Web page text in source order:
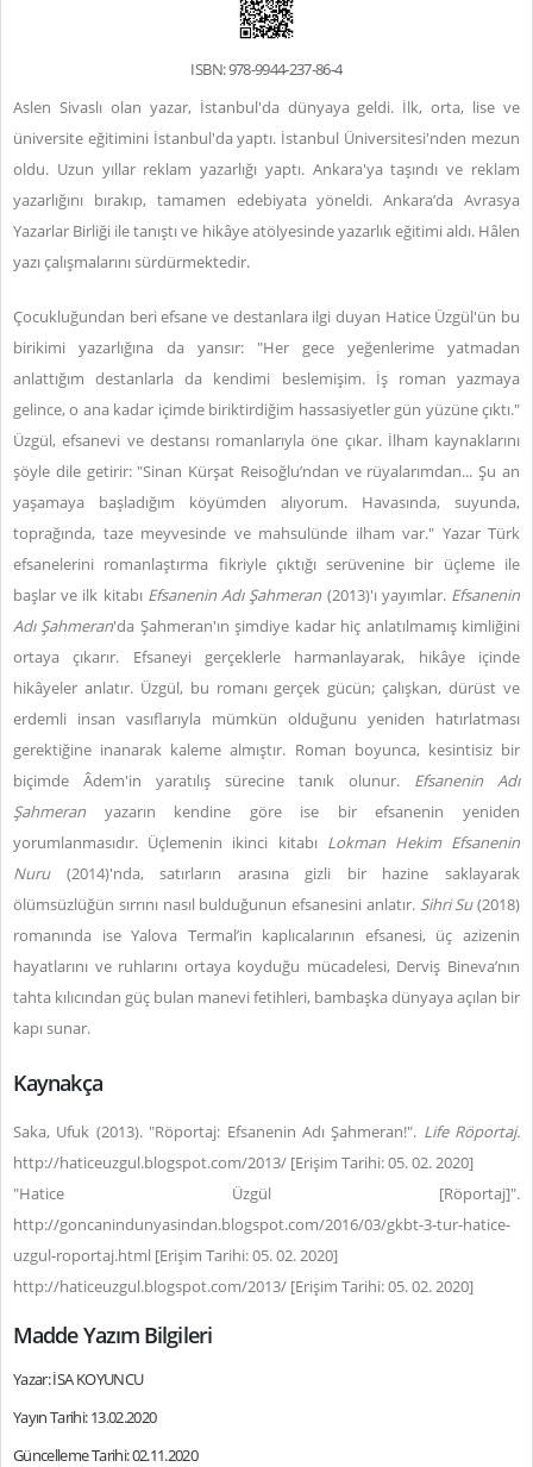
ISBN: 978-9944-237-86-4
Aslen Sivaslı olan yazar, İstanbul'da dünyaya geldi. İlk, orta, lise ve
üniversite eğitimini İstanbul'da yaptı. İstanbul Üniversitesi'nden mezun
oldu. Uzun yıllar reklam yazarlığı yaptı. Ankara'ya taşındı ve reklam
yazarlığını bırakıp, tamamen edebiyata yöneldi. Ankara’da Avrasya
Yazarlar Birliği ile tanıştı ve hikâye atölyesinde yazarlık eğitimi aldı. Hâlen
yazı çalışmalarını sürdürmektedir.
Çocukluğundan beri efsane ve destanlara ilgi duyan Hatice Üzgül'ün bu
birikimi yazarlığına da yansır: "Her gece yeğenlerime yatmadan
anlattığım destanlarla da kendimi beslemişim. İş roman yazmaya
gelince, o ana kadar içimde biriktirdiğim hassasiyetler gün yüzüne çıktı."
Üzgül, efsanevi ve destansı romanlarıyla öne çıkar. İlham kaynaklarını
şöyle dile getirir: "Sinan Kürşat Reisoğlu’ndan ve rüyalarımdan... Şu an
yaşamaya başladığım köyümden alıyorum. Havasında, suyunda,
toprağında, taze meyvesinde ve mahsulünde ilham var." Yazar Türk
efsanelerini romanlaştırma fikriyle çıktığı serüvenine bir üçleme ile
başlar ve ilk kitabı Efsanenin Adı Şahmeran (2013)'ı yayımlar. Efsanenin
Adı Şahmeran'da Şahmeran'ın şimdiye kadar hiç anlatılmamış kimliğini
ortaya çıkarır. Efsaneyi gerçeklerle harmanlayarak, hikâye içinde
hikâyeler anlatır. Üzgül, bu romanı gerçek gücün; çalışkan, dürüst ve
erdemli insan vasıflarıyla mümkün olduğunu yeniden hatırlatması
gerektiğine inanarak kaleme almıştır. Roman boyunca, kesintisiz bir
biçimde Âdem'in yaratılış sürecine tanık olunur. Efsanenin Adı
Şahmeran yazarın kendine göre ise bir efsanenin yeniden
yorumlanmasıdır. Üçlemenin ikinci kitabı Lokman Hekim Efsanenin
Nuru(2014)'nda, satırların arasına gizli bir hazine saklayarak
ölümsüzlüğün sırrını nasıl bulduğunun efsanesini anlatır. Sihri Su(2018)
romanında ise Yalova Termal’in kaplıcalarının efsanesi, üç azizenin
hayatlarını ve ruhlarını ortaya koyduğu mücadelesi, Derviş Bineva’nın
tahta kılıcından güç bulan manevi fetihleri, bambaşka dünyaya açılan bir
kapı sunar.
Kaynakça
Saka, Ufuk (2013). "Röportaj: Efsanenin Adı Şahmeran!". Life Röportaj.
http://haticeuzgul.blogspot.com/2013/ [Erişim Tarihi: 05. 02. 2020]
"Hatice Üzgül [Röportaj]".
http://goncanindunyasindan.blogspot.com/2016/03/gkbt-3-tur-hatice-
uzgul-roportaj.html [Erişim Tarihi: 05. 02. 2020]
http://haticeuzgul.blogspot.com/2013/ [Erişim Tarihi: 05. 02. 2020]
Madde Yazım Bilgileri
Yazar: İSA KOYUNCU
Yayın Tarihi: 13.02.2020
Güncelleme Tarihi: 02.11.2020